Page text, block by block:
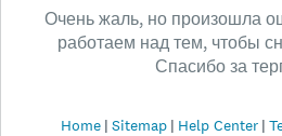
Очень жаль, но произошла
работаем над тем, чтобы
Спасибо за
Home Sitemap Help Center